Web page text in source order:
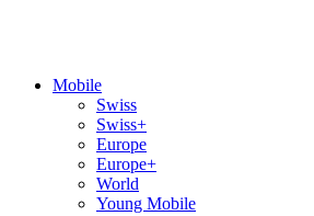
Mobile
Swiss
Swiss+
Europe
Europe+
World
Young Mobile